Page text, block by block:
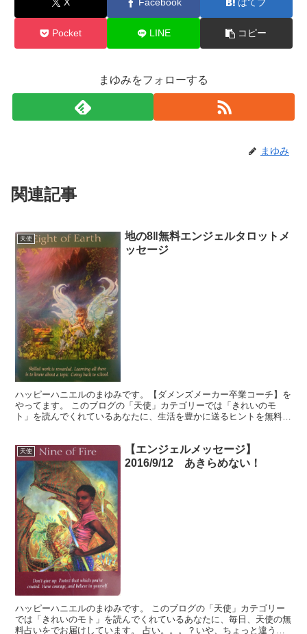
Pocket LINE コピー
まゆみをフォローする
まゆみ
関連記事
天使
地の8‖無料エンジェルタロットメ
ッセージ
ハッピーハニエルのまゆみです。【ダメンズメーカー卒業コーチ】を
やってます。 このブログの「天使」カテゴリーでは「きれいのモ
ト」を読んでくれているあなたに、生活を豊かに送るヒントを無料で
天使
【エンジェルメッセージ】
2016/9/12 あきらめない！
ハッピーハニエルのまゆみです。 このブログの「天使」カテゴリー
では「きれいのモト」を読んでくれているあなたに、毎日、天使の無
料占いをでお届けしています。 占い。。。？いや、ちょっと違うか